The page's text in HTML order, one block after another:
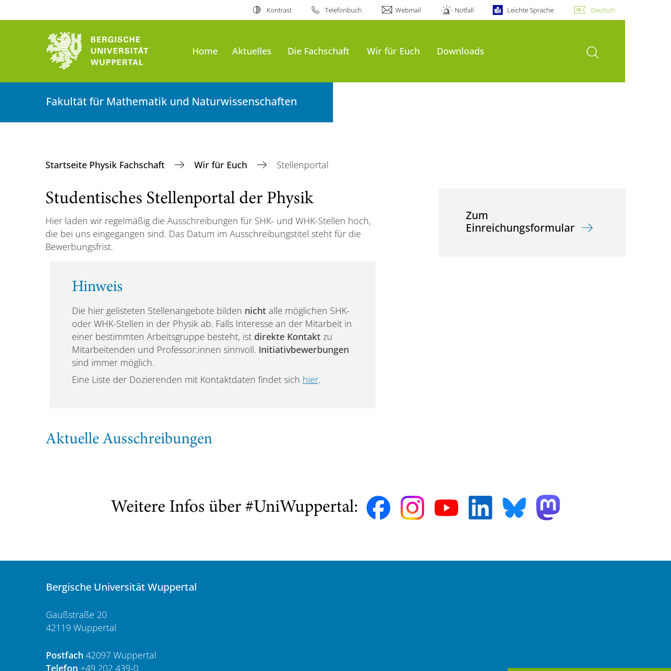
Kontrast Telefonbuch Webmail Notfall Leichte Sprache Deutsch
Home Aktuelles Die Fachschaft Wir für Euch Downloads Suche öffnen
Fakultät für Mathematik und Naturwissenschaften
Startseite Physik Fachschaft Wir für Euch Stellenportal
Studentisches Stellenportal der Physik
Hier laden wir regelmäßig die Ausschreibungen für SHK- und WHK-Stellen hoch,
die bei uns eingegangen sind. Das Datum im Ausschreibungstitel steht für die
Bewerbungsfrist.
Hinweis
Die hier gelisteten Stellenangebote bilden nicht alle möglichen SHK-
oder WHK-Stellen in der Physik ab. Falls Interesse an der Mitarbeit in
einer bestimmten Arbeitsgruppe besteht, ist direkte Kontaktzu
Mitarbeitenden und Professor:innen sinnvoll. Initiativbewerbungen
sind immer möglich.
Eine Liste der Dozierenden mit Kontaktdaten findet sich hier.
Aktuelle Ausschreibungen
Zum
Einreichungsformular
Weitere Infos über #UniWuppertal:
Bergische Universität Wuppertal
Gaußstraße 20
42119 Wuppertal
Postfach 42097 Wuppertal
Telefon +49 202 439-0